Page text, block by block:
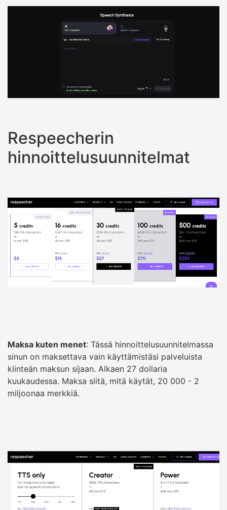
Respeecherin
hinnoittelusuunnitelmat
Maksa kuten menet: Tässä hinnoittelusuunnitelmassa
sinun on maksettava vain käyttämistäsi palveluista
kiinteän maksun sijaan. Alkaen 27 dollaria
kuukaudessa. Maksa siitä, mitä käytät, 20 000 - 2
miljoonaa merkkiä.